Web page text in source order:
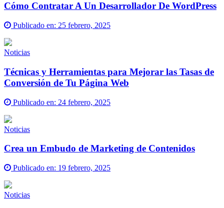
Cómo Contratar A Un Desarrollador De WordPress
Publicado en: 25 febrero, 2025
Noticias
Técnicas y Herramientas para Mejorar las Tasas de
Conversión de Tu Página Web
Publicado en: 24 febrero, 2025
Noticias
Crea un Embudo de Marketing de Contenidos
Publicado en: 19 febrero, 2025
Noticias